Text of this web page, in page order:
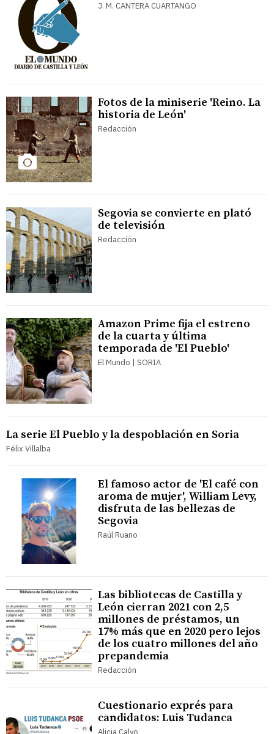
J. M. CANTERA CUARTANGO
Fotos de la miniserie 'Reino. La
historia de León'
Redacción
Segovia se convierte en plató
de televisión
Redacción
Amazon Prime fija el estreno
de la cuarta y última
temporada de 'El Pueblo'
El Mundo | SORIA
La serie El Pueblo y la despoblación en Soria
Félix Villalba
El famoso actor de 'El café con
aroma de mujer', William Levy,
disfruta de las bellezas de
Segovia
Raúl Ruano
Las bibliotecas de Castilla y
León cierran 2021 con 2,5
millones de préstamos, un
17% más que en 2020 pero lejos
de los cuatro millones del año
prepandemia
Redacción
Cuestionario exprés para
candidatos: Luis Tudanca